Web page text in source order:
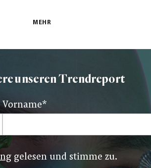
MEHR
unseren Trendreport
Vorname*
gelesen und stimme zu.